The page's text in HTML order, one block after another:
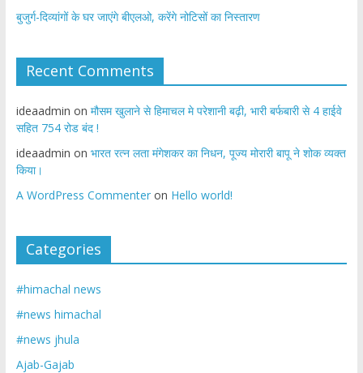
बुजुर्ग-दिव्यांगों के घर जाएंगे बीएलओ, करेंगे नोटिसों का निस्तारण
Recent Comments
ideaadmin on मौसम खुलाने से हिमाचल मे परेशानी बढ़ी, भारी बर्फबारी से 4 हाईवे
सहित 754 रोड बंद !
ideaadmin on भारत रत्न लता मंगेशकर का निधन, पूज्य मोरारी बापू ने शोक व्यक्त
किया।
A WordPress Commenteron Hello world!
Categories
#himachal news
#news himachal
#news jhula
Ajab-Gajab